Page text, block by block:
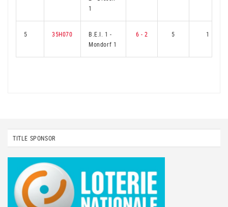
1
5 35H070 B.E.I. 1-
Mondorf 1
6 - 2 5 1
TITLE SPONSOR